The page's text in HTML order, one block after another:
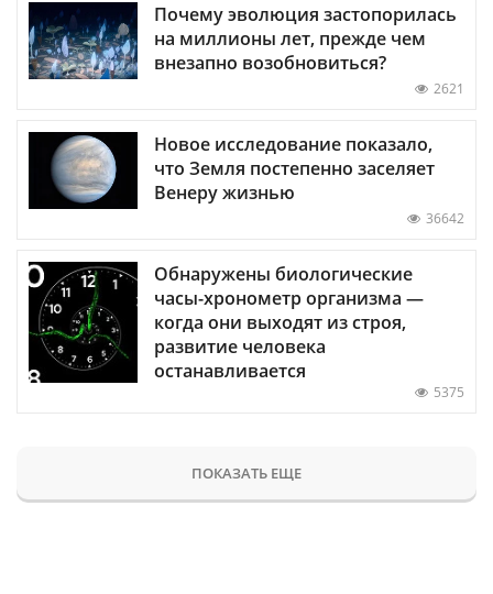
Почему эволюция застопорилась
на миллионы лет, прежде чем
внезапно возобновиться?
2621
Новое исследование показало,
что Земля постепенно заселяет
Венеру жизнью
36642
Обнаружены биологические
часы-хронометр организма —
когда они выходят из строя,
развитие человека
останавливается
5375
ПОКАЗАТЬ ЕЩЕ